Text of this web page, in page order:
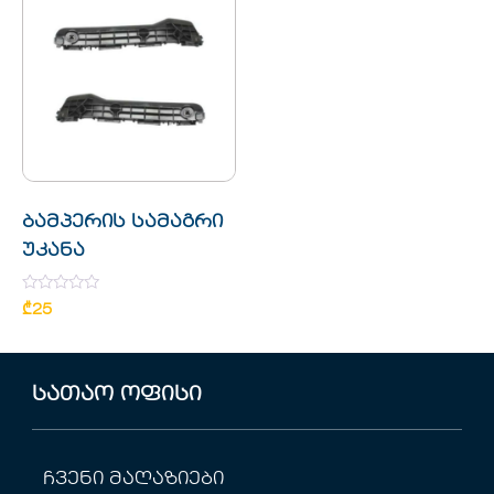
ბამპერის სამაგრი
უკანა
Rated
0
₾25
სათაო ოფისი
ჩვენი მაღაზიები